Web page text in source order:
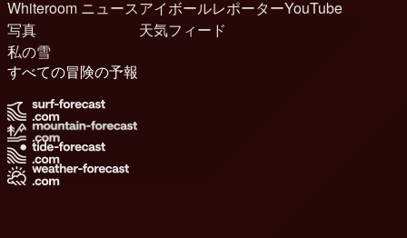
Whiteroom ニュース
写真
私の雪
アイボールレポーター
天気フィード
YouTube
すべての冒険の予報